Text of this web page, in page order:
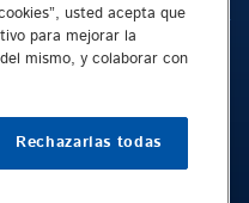
usted acepta que
para mejorar la
mismo, y colaborar con
Rechazarlas todas